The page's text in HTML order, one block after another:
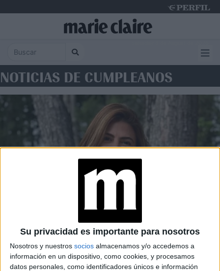
Su privacidad es importante para nosotros
Nosotros y nuestros socios almacenamos y/o accedemos a
información en un dispositivo, como cookies, y procesamos
datos personales, como identificadores únicos e información
NOTICIAS DE CUMPLEANOS
La Société: así es el
restaurante parisino donde
Juliana Awada celebró su
cumpleaños